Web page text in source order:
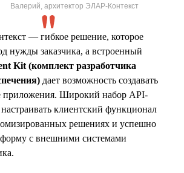
Валерий, архитектор ЭЛАР-Контекст
— гибкое решение, которое
нужды заказчика, а встроенный
Kit (комплект разработчика
дает возможность создавать
приложения. Широкий набор API-
клиентский функционал
решениях и успешно
с внешними системами